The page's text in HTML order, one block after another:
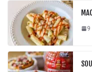
9